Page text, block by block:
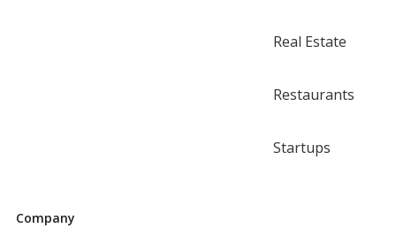
Real Estate
Restaurants
Startups
Company